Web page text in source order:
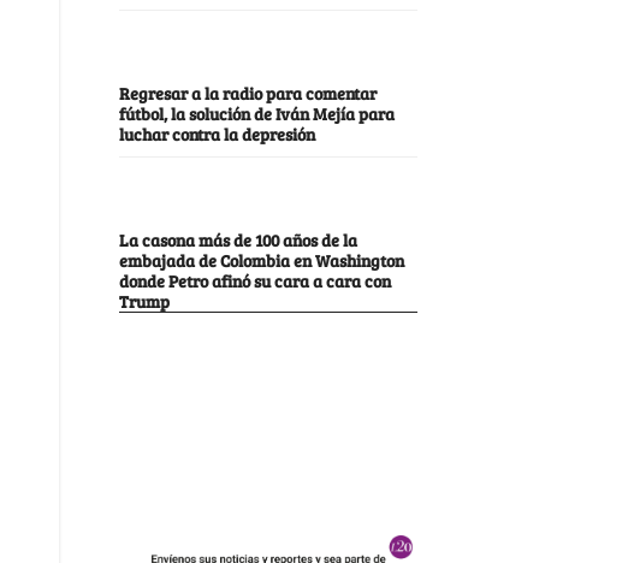
Regresar a la radio para comentar
fútbol, la solución de Iván Mejía para
luchar contra la depresión
La casona más de 100 años de la
embajada de Colombia en Washington
donde Petro afinó su cara a cara con
Trump